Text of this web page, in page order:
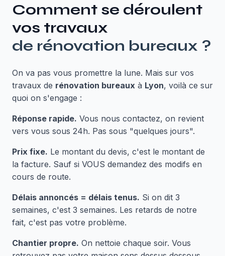
Comment se déroulent
vos travaux
de rénovation bureaux ?
On va pas vous promettre la lune. Mais sur vos
travaux de rénovation bureaux à Lyon, voilà ce sur
quoi on s'engage :
Réponse rapide. Vous nous contactez, on revient
vers vous sous 24h. Pas sous "quelques jours".
Prix fixe. Le montant du devis, c'est le montant de
la facture. Sauf si VOUS demandez des modifs en
cours de route.
Délais annoncés = délais tenus. Si on dit 3
semaines, c'est 3 semaines. Les retards de notre
fait, c'est pas votre problème.
Chantier propre. On nettoie chaque soir. Vous